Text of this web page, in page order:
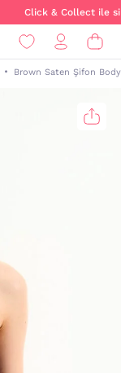
Click & Collect ile
Brown Saten Şifon Body